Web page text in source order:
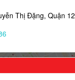
Thị Đặng, Quận 12